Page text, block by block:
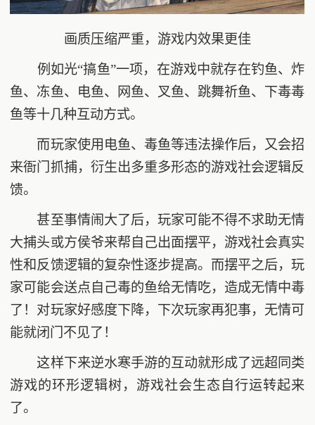
画质压缩严重，游戏内效果更佳
例如光“搞鱼”一项，在游戏中就存在钓鱼、炸
鱼、冻鱼、电鱼、网鱼、叉鱼、跳舞祈鱼、下毒毒
鱼等十几种互动方式。
而玩家使用电鱼、毒鱼等违法操作后，又会招
来衙门抓捕，衍生出多重多形态的游戏社会逻辑反
馈。
甚至事情闹大了后，玩家可能不得不求助无情
大捕头或方侯爷来帮自己出面摆平，游戏社会真实
性和反馈逻辑的复杂性逐步提高。而摆平之后，玩
家可能会送点自己毒的鱼给无情吃，造成无情中毒
了！对玩家好感度下降，下次玩家再犯事，无情可
能就闭门不见了！
这样下来逆水寒手游的互动就形成了远超同类
游戏的环形逻辑树，游戏社会生态自行运转起来
了。